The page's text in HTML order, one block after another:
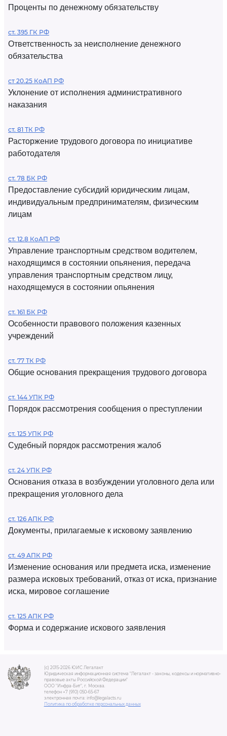
Проценты по денежному обязательству
ст. 395 ГК РФ
Ответственность за неисполнение денежного
обязательства
ст 20.25 КоАП РФ
Уклонение от исполнения административного
наказания
ст. 81 ТК РФ
Расторжение трудового договора по инициативе
работодателя
ст. 78 БК РФ
Предоставление субсидий юридическим лицам,
индивидуальным предпринимателям, физическим
лицам
ст. 12.8 КоАП РФ
Управление транспортным средством водителем,
находящимся в состоянии опьянения, передача
управления транспортным средством лицу,
находящемуся в состоянии опьянения
ст. 161 БК РФ
Особенности правового положения казенных
учреждений
ст. 77 ТК РФ
Общие основания прекращения трудового договора
ст. 144 УПК РФ
Порядок рассмотрения сообщения о преступлении
ст. 125 УПК РФ
Судебный порядок рассмотрения жалоб
ст. 24 УПК РФ
Основания отказа в возбуждении уголовного дела или
прекращения уголовного дела
ст. 126 АПК РФ
Документы, прилагаемые к исковому заявлению
ст. 49 АПК РФ
Изменение основания или предмета иска, изменение
размера исковых требований, отказ от иска, признание
иска, мировое соглашение
ст. 125 АПК РФ
Форма и содержание искового заявления
(c) 2015-2026 ЮИС Легалакт
Юридическая информационная система "Легалакт - законы, кодексы и нормативно-
правовые акты Российской Федерации"
ООО "Инфра-Бит", г. Москва.
телефон +7 (910) 050-65-67
электронная почта: info@legalacts.ru
Политика по обработке персональных данных